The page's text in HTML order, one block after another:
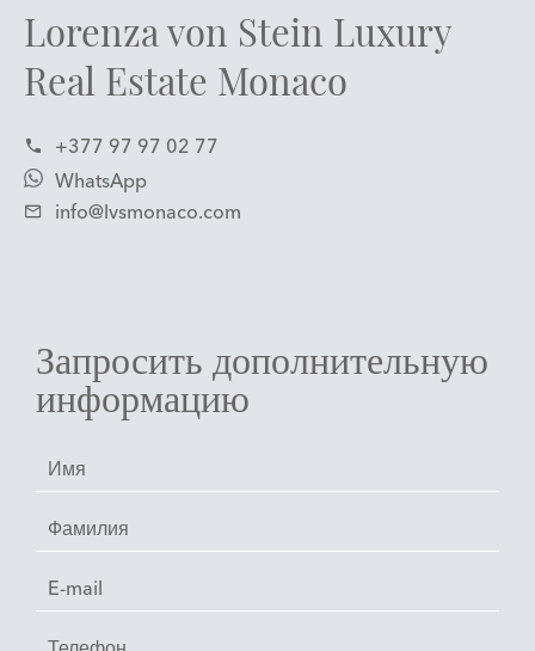
Lorenza von Stein Luxury
Real Estate Monaco
+377 97 97 02 77
WhatsApp
info@lvsmonaco.com
Запросить дополнительную
информацию